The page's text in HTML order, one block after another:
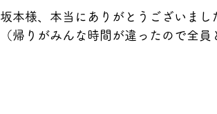
坂本様、本当にありがとうございまし
（帰りがみんな時間が違ったので全員